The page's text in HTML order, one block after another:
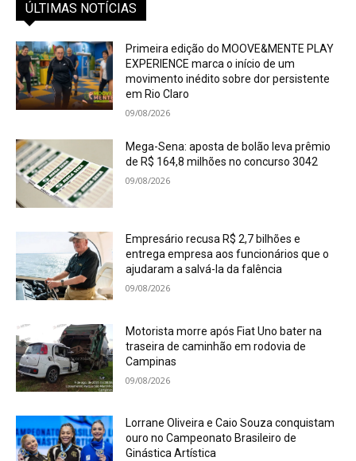
ÚLTIMAS NOTÍCIAS
Primeira edição do MOOVE&MENTE PLAY
EXPERIENCE marca o início de um
movimento inédito sobre dor persistente
em Rio Claro
09/08/2026
Mega-Sena: aposta de bolão leva prêmio
de R$ 164,8 milhões no concurso 3042
09/08/2026
Empresário recusa R$ 2,7 bilhões e
entrega empresa aos funcionários que o
ajudaram a salvá-la da falência
09/08/2026
Motorista morre após Fiat Uno bater na
traseira de caminhão em rodovia de
Campinas
09/08/2026
Lorrane Oliveira e Caio Souza conquistam
ouro no Campeonato Brasileiro de
Ginástica Artística